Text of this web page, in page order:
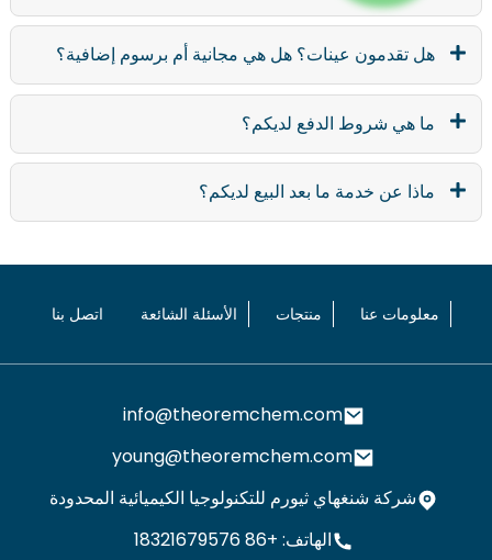
هل تقدمون عينات؟ هل هي مجانية أم برسوم إضافية؟
ما هي شروط الدفع لديكم؟
ماذا عن خدمة ما بعد البيع لديكم؟
معلومات عنا منتجات الأسئلة الشائعة اتصل بنا
info@theoremchem.com
young@theoremchem.com
شركة شنغهاي ثيورم للتكنولوجيا الكيميائية المحدودة
الهاتف: +86 18321679576